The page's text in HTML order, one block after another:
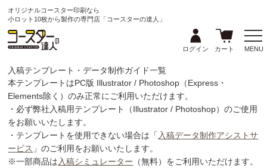
オリジナルコースター印刷なら
小ロット10枚から製作の専門店「コースターの達人」
ログイン カート MENU
入稿テンプレート・データ制作ガイド一覧
本テンプレートはPC版 Illustrator / Photoshop（Express・
Elements除く）のみ正常にご利用いただけます。
・必ず弊社入稿用テンプレート（Illustrator / Photoshop）のご使用
をお願いいたします。
・テンプレートを使用できない場合は「 入稿データ制作アシストサ
ービス 」のご利用をお願いいたします。
※一部商品は入稿シミュレーター （無料）をご利用いただけます。